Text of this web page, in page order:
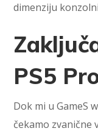
dimenziju
PS5
Dok mi u GameS
čekamo zvanične